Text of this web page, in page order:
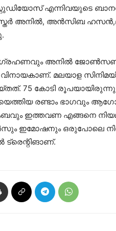
എന്നിവയുടെ
എസ്തര്‍ അനില്‍, അന്‍സിബ
അനില്‍ ജോണ്‍സണ്‍
വിനായകാണ്. മലയാള
75 കോടി
രണ്ടാം ഭാഗവും
ഇത്തവണ എങ്ങനെ
ഇമോഷനും ഒരുപോലെ